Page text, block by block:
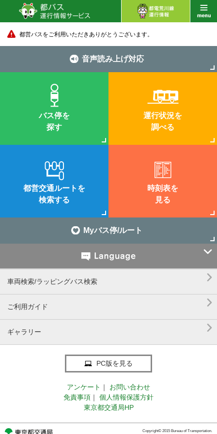
都営バスをご利用いただきありがとうございます。
音声読み上げ対応
バス停を
探す
運行状況を
調べる
都営交通ルートを
検索する
時刻表を
見る
Myバス停/ルート

車両検索/ラッピングバス検索 
ご利用ガイド 
ギャラリー 
PC版を見る
アンケート ｜
お問い合わせ
免責事項 ｜
個人情報保護方針
東京都交通局HP
Copyright© 2015 Bureau of Transportation.